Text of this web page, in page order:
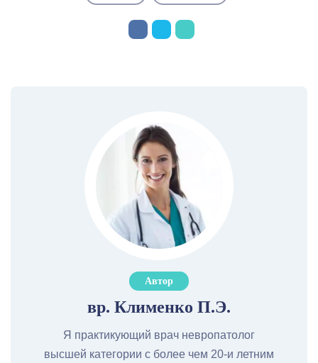
Автор
вр. Клименко П.Э.
Я практикующий врач невропатолог
высшей категории с более чем 20-и летним